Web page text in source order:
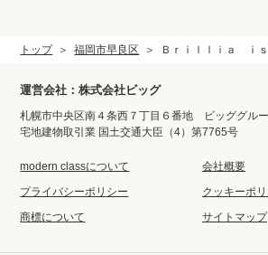
トップ 福岡市早良区 Ｂｒｉｌｌｉａ ｉ
運営会社：株式会社ビッグ
札幌市中央区南４条西７丁目６番地 ビッググル
宅地建物取引業 国土交通大臣（4）第7765号
modern classについて
会社概要
プライバシーポリシー
クッキーポ
商標について
サイトマップ